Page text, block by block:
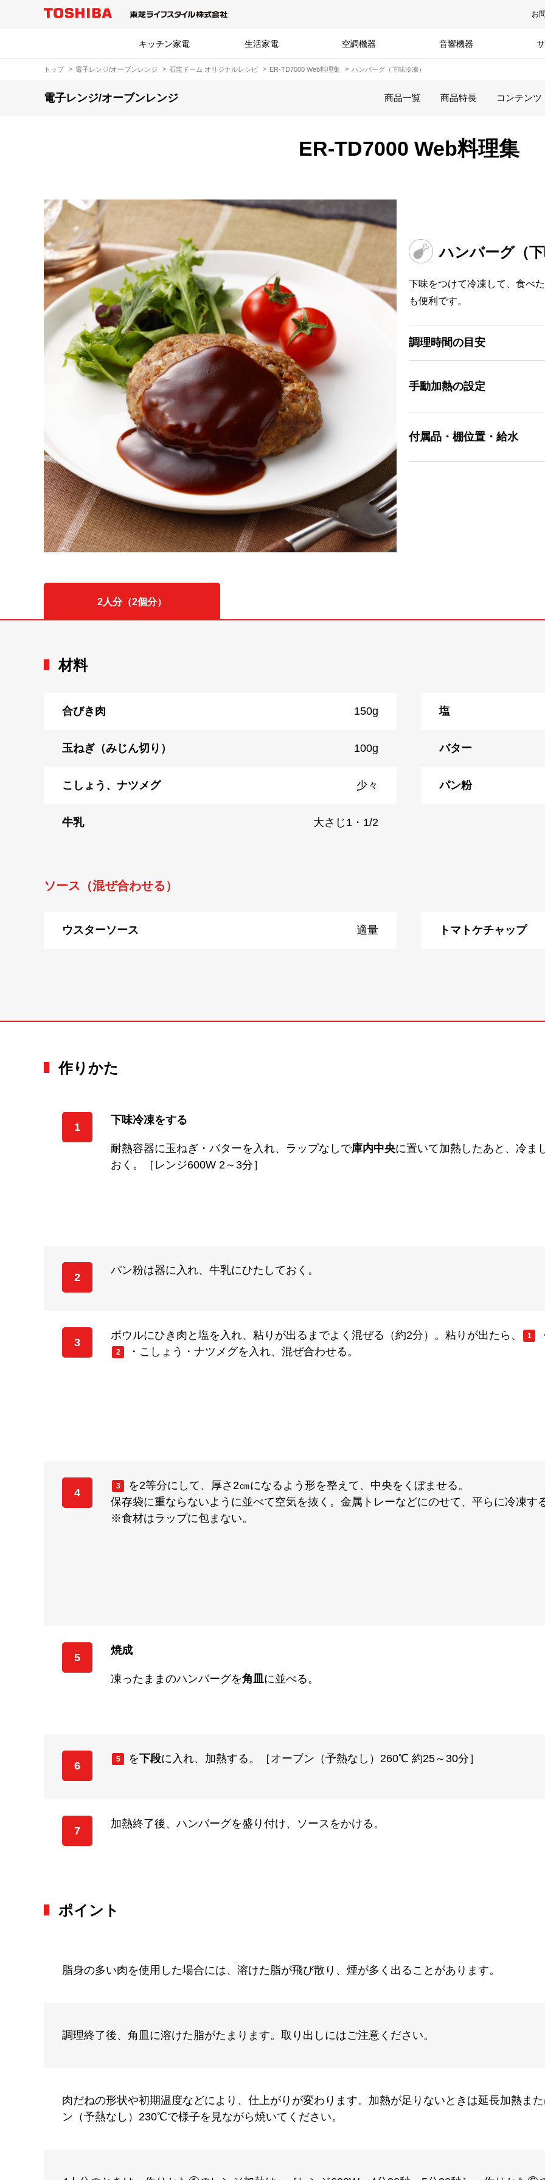
お
キッチン家電 生活家電 空調機器 音響機器
トップ 電子レンジ/オーブンレンジ 石窯ドーム オリジナルレシピ ER-TD7000 Web料理集 ハンバーグ（下味冷凍）
電子レンジ/オーブンレンジ 商品一覧 商品特長 コンテンツ
ER-TD7000 Web料理集
ハンバーグ（
下味をつけて冷凍して、食べ
も便利です。
調理時間の目安
手動加熱の設定
付属品・棚位置・給水
2人分（2個分）
材料
合びき肉 150g 塩
玉ねぎ（みじん切り） 100g バター
こしょう、ナツメグ 少々 パン粉
牛乳 大さじ1・1/2
ソース（混ぜ合わせる）
ウスターソース 適量 トマトケチャップ
作りかた
1
下味冷凍をする
耐熱容器に玉ねぎ・バターを入れ、ラップなしで庫内中央に置いて加熱したあと、冷ま
おく。［レンジ600W 2～3分］
2
パン粉は器に入れ、牛乳にひたしておく。
3
ボウルにひき肉と塩を入れ、粘りが出るまでよく混ぜる（約2分）。粘りが出たら、 1
2 ・こしょう・ナツメグを入れ、混ぜ合わせる。
4
3
を2等分にして、厚さ2㎝になるよう形を整えて、中央をくぼませる。
保存袋に重ならないように並べて空気を抜く。金属トレーなどにのせて、平らに冷凍す
※食材はラップに包まない。
5
焼成
凍ったままのハンバーグを角皿 に並べる。
6
5 を下段に入れ、加熱する。［オーブン（予熱なし）260℃ 約25～30分］
7
加熱終了後、ハンバーグを盛り付け、ソースをかける。
ポイント
脂身の多い肉を使用した場合には、溶けた脂が飛び散り、煙が多く出ることがあります。
調理終了後、角皿に溶けた脂がたまります。取り出しにはご注意ください。
肉だねの形状や初期温度などにより、仕上がりが変わります。加熱が足りないときは延長加熱ま
ン（予熱なし）230℃で様子を見ながら焼いてください。